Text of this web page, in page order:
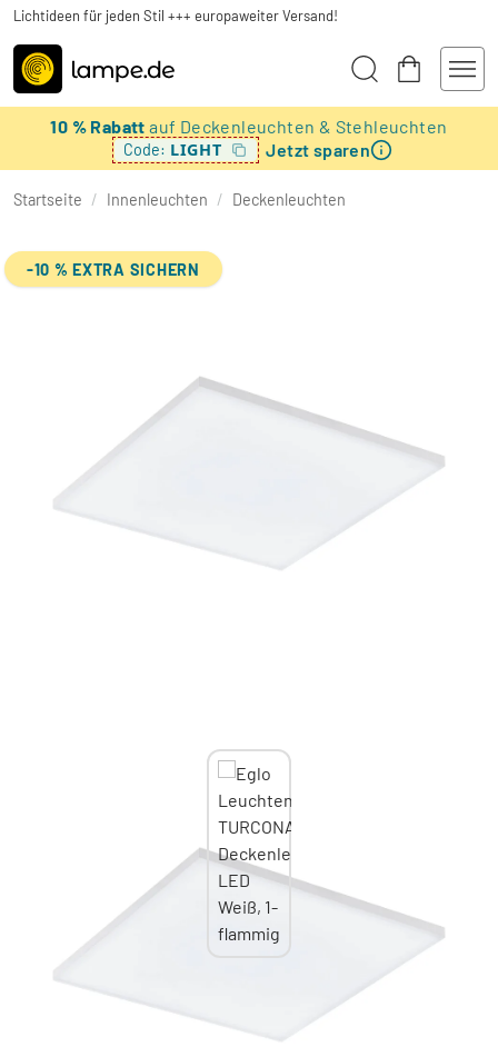
Lichtideen für jeden Stil +++ europaweiter Versand!
10 % Rabattauf Deckenleuchten & Stehleuchten
Code: LIGHT Jetzt sparen
Startseite / Innenleuchten / Deckenleuchten
-10 % EXTRA SICHERN